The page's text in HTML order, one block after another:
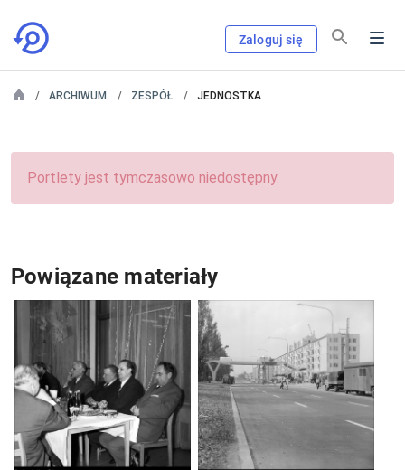
Zaloguj się
ARCHIWUM ZESPÓŁ JEDNOSTKA
Portlety jest tymczasowo niedostępny.
Powiązane materiały